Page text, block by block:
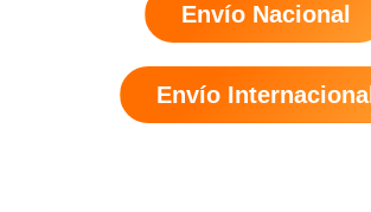
Envío Nacional
Envío Internacional